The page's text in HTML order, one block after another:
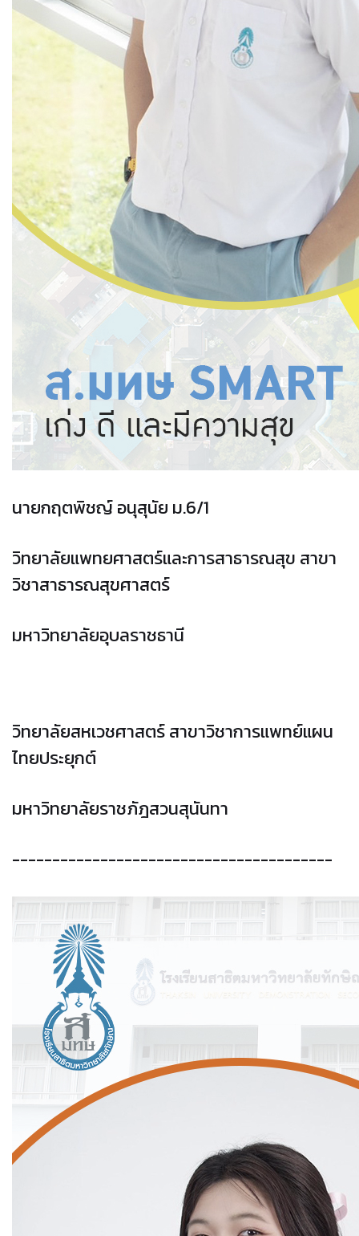
นายกฤตพิชญ์ อนุสุนัย ม.6/1
วิทยาลัยแพทยศาสตร์และการสาธารณสุข สาขา
วิชาสาธารณสุขศาสตร์
มหาวิทยาลัยอุบลราชธานี
วิทยาลัยสหเวชศาสตร์ สาขาวิชาการแพทย์แผน
ไทยประยุกต์
มหาวิทยาลัยราชภัฎสวนสุนันทา
----------------------------------------